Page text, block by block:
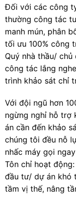
Đối với các công
thường công tác
manh mún, phân
tối ưu 100% công
Quý nhà thầu/
công tác lắng
trình khảo sát chỉ
Với đội ngũ hơn
ngừng nghỉ hỗ trợ
án cần đến khảo
chúng tôi đều nỗ
nhấc máy gọi
Tôn chỉ hoạt
đầu tư/ dự án khó
tầm vị thế, nâng